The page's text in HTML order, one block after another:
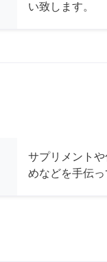
い致します。
サプリメント
めなどを手伝